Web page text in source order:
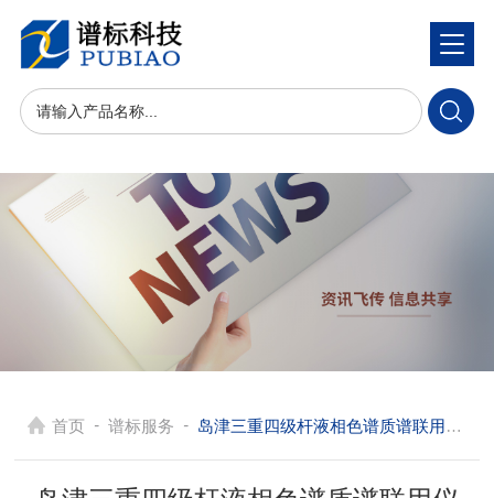
首页 - 谱标服务 - 岛津三重四级杆液相色谱质谱联用仪 LCMS-8060 安装后稳定运行的定期检查和维护保养